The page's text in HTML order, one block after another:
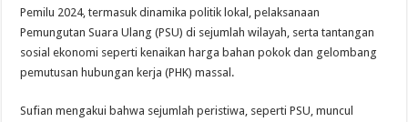
Pemilu 2024, termasuk dinamika politik lokal, pelaksanaan
Pemungutan Suara Ulang (PSU) di sejumlah wilayah, serta tantangan
sosial ekonomi seperti kenaikan harga bahan pokok dan gelombang
pemutusan hubungan kerja (PHK) massal.
Sufian mengakui bahwa sejumlah peristiwa, seperti PSU, muncul